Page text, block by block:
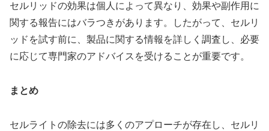
セルリッドの効果は個人によって異なり、効果や副作用に
関する報告にはバラつきがあります。したがって、セルリ
ッドを試す前に、製品に関する情報を詳しく調査し、必要
に応じて専門家のアドバイスを受けることが重要です。
まとめ
セルライトの除去には多くのアプローチが存在し、セルリ